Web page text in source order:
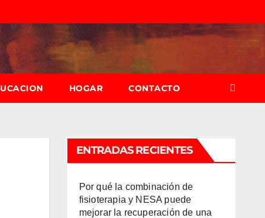
HOGAR CONTACTO
ENTRADAS RECIENTES
Por qué la combinación de
fisioterapia y NESA puede
mejorar la recuperación de una